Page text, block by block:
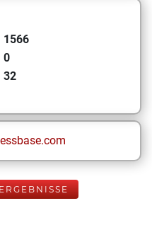
1566
0
32